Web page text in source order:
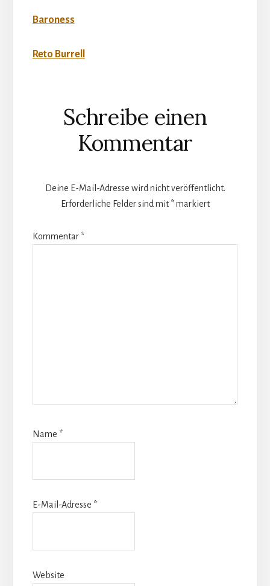
Baroness
Reto Burrell
Leser-
Interaktionen
Schreibe einen
Kommentar
Deine E-Mail-Adresse wird nicht veröffentlicht.
Erforderliche Felder sind mit*markiert
Kommentar *
Name *
E-Mail-Adresse *
Website